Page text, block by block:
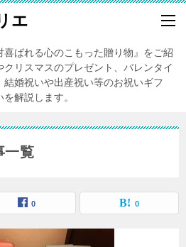
エ
ばれる心のこもった贈り物』をご紹
リスマスのプレゼント、バレンタイ
婚祝いや出産祝い等のお祝いギフ
解説します。
一覧
0 0